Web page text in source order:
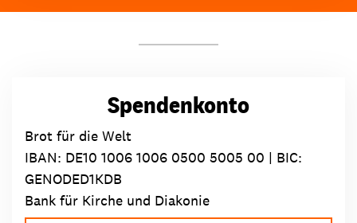
Spendenkonto
Brot für die Welt
IBAN: DE10 1006 1006 0500 5005 00 | BIC:
GENODED1KDB
Bank für Kirche und Diakonie